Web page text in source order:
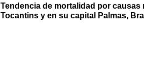
Tendencia de mortalidad por causas
Tocantins y en su capital Palmas,